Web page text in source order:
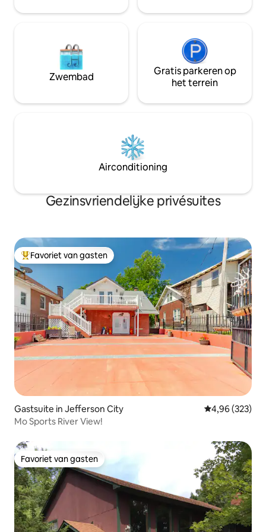
Zwembad
Gratis parkeren op
het terrein
Airconditioning
Gezinsvriendelijke privésuites
Topfavoriet van gasten
Favoriet van gasten
Gastsuite in Jefferson City Gemiddelde
4,96 (323)
Mo Sports River View!
Favoriet van gasten
Favoriet van gasten